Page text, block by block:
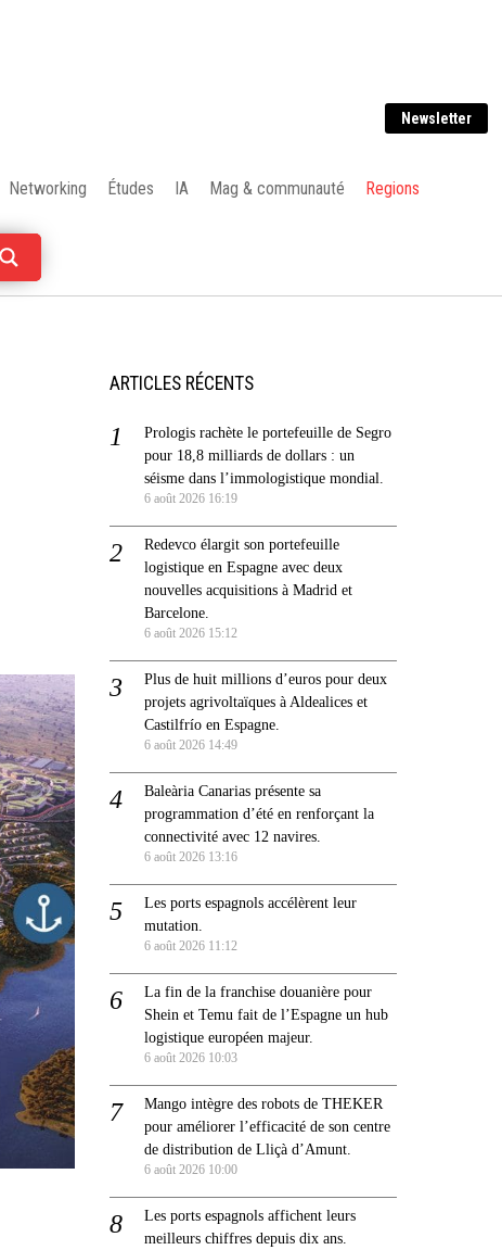
Newsletter
Networking Études IA Mag & communauté Regions
ARTICLES RÉCENTS
Prologis rachète le portefeuille de Segro
pour 18,8 milliards de dollars : un
séisme dans l’immologistique mondial.
6 août 2026 16:19
Redevco élargit son portefeuille
logistique en Espagne avec deux
nouvelles acquisitions à Madrid et
Barcelone.
6 août 2026 15:12
Plus de huit millions d’euros pour deux
projets agrivoltaïques à Aldealices et
Castilfrío en Espagne.
6 août 2026 14:49
Baleària Canarias présente sa
programmation d’été en renforçant la
connectivité avec 12 navires.
6 août 2026 13:16
Les ports espagnols accélèrent leur
mutation.
6 août 2026 11:12
La fin de la franchise douanière pour
Shein et Temu fait de l’Espagne un hub
logistique européen majeur.
6 août 2026 10:03
Mango intègre des robots de THEKER
pour améliorer l’efficacité de son centre
de distribution de Lliçà d’Amunt.
6 août 2026 10:00
Les ports espagnols affichent leurs
meilleurs chiffres depuis dix ans.